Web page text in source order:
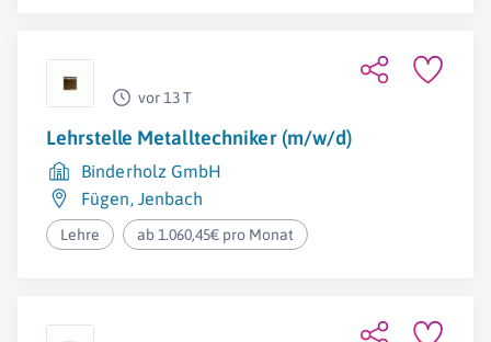
vor 13 T
Lehrstelle Metalltechniker (m/w/d)
Binderholz GmbH
Fügen, Jenbach
Lehre ab 1.060,45€ pro Monat